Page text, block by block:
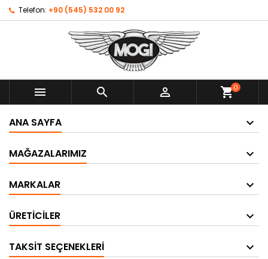
Telefon: +90 (545) 532 00 92
   shopping_cart0
ANA SAYFA
MAĞAZALARIMIZ
MARKALAR
ÜRETICILER
TAKSIT SEÇENEKLERI